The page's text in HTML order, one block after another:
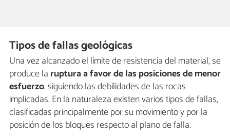
Tipos de fallas geológicas
Una vez alcanzado el límite de resistencia del material, se
produce la ruptura a favor de las posiciones de menor
esfuerzo, siguiendo las debilidades de las rocas
implicadas. En la naturaleza existen varios tipos de fallas,
clasificadas principalmente por su movimiento y por la
posición de los bloques respecto al plano de falla.